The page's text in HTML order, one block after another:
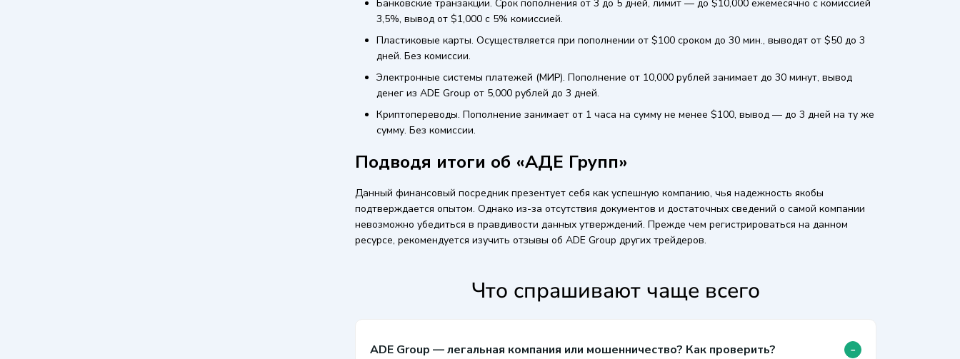
Банковские транзакции. Срок пополнения от 3 до 5 дней, лимит — до $10,000 ежемесячно с комиссией
3,5%, вывод от $1,000 с 5% комиссией.
Пластиковые карты. Осуществляется при пополнении от $100 сроком до 30 мин., выводят от $50 до 3
дней. Без комиссии.
Электронные системы платежей (МИР). Пополнение от 10,000 рублей занимает до 30 минут, вывод
денег из ADE Group от 5,000 рублей до 3 дней.
Криптопереводы. Пополнение занимает от 1 часа на сумму не менее $100, вывод — до 3 дней на ту же
сумму. Без комиссии.
Подводя итоги об «АДЕ Групп»
Данный финансовый посредник презентует себя как успешную компанию, чья надежность якобы
подтверждается опытом. Однако из-за отсутствия документов и достаточных сведений о самой компании
невозможно убедиться в правдивости данных утверждений. Прежде чем регистрироваться на данном
ресурсе, рекомендуется изучить отзывы об ADE Group других трейдеров.
Что спрашивают чаще всего
ADE Group — легальная компания или мошенничество? Как проверить? -